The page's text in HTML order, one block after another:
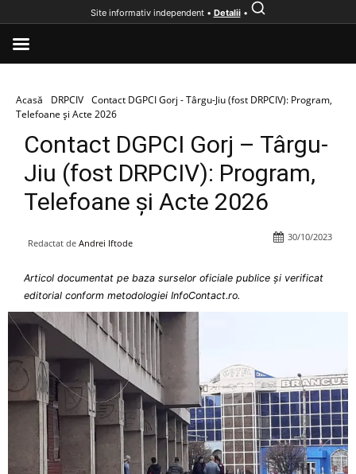
Acasă DRPCIV Contact DGPCI Gorj - Târgu-Jiu (fost DRPCIV): Program,
Telefoane și Acte 2026
Contact DGPCI Gorj – Târgu-
Jiu (fost DRPCIV): Program,
Telefoane și Acte 2026
Redactat de Andrei Iftode
30/10/2023
Articol documentat pe baza surselor oficiale publice și verificat
editorial conform metodologiei InfoContact.ro.
Site informativ independent • Detalii•